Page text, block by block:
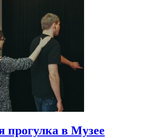
прогулка в Музее